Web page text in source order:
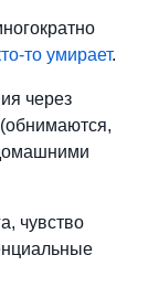
то умирает.
через
(обнимаются,
чувство